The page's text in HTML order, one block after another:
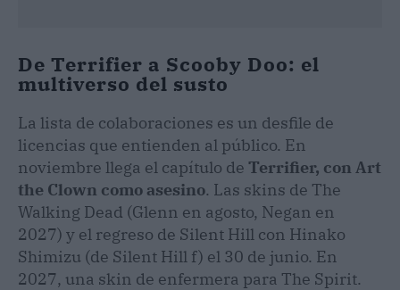
De Terrifier a Scooby Doo: el
multiverso del susto
La lista de colaboraciones es un desfile de
licencias que entienden al público. En
noviembre llega el capítulo de Terrifier, con Art
the Clown como asesino. Las skins de The
Walking Dead (Glenn en agosto, Negan en
2027) y el regreso de Silent Hill con Hinako
Shimizu (de Silent Hill f) el 30 de junio. En
2027, una skin de enfermera para The Spirit.